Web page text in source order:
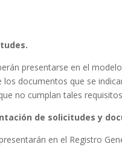
presentarse en el
los documentos que se
no cumplan tales
de solicitudes y
en el Registro